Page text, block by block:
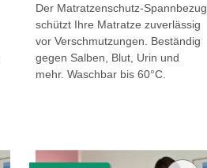
Der Matratzenschutz-Spannbezug
schützt Ihre Matratze zuverlässig
vor Verschmutzungen. Beständig
gegen Salben, Blut, Urin und
mehr. Waschbar bis 60°C.